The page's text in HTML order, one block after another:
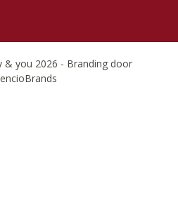
you 2026 - Branding door